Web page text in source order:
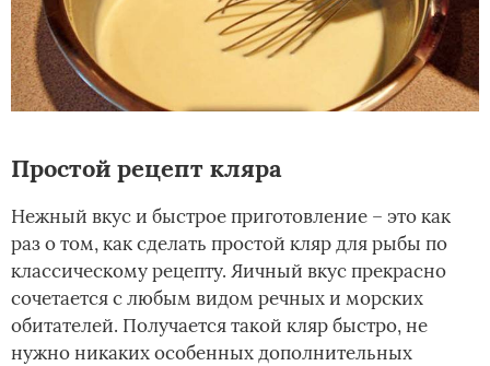
Простой рецепт кляра
Нежный вкус и быстрое приготовление – это как
раз о том, как сделать простой кляр для рыбы по
классическому рецепту. Яичный вкус прекрасно
сочетается с любым видом речных и морских
обитателей. Получается такой кляр быстро, не
нужно никаких особенных дополнительных